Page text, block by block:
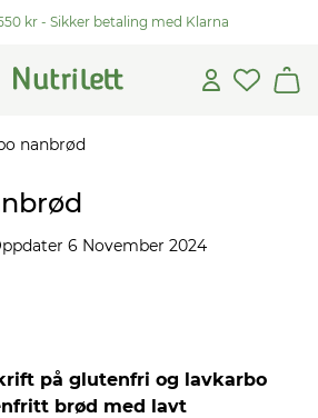
kr - Sikker betaling med Klarna
nanbrød
6 November 2024
på glutenfri og lavkarbo
brød med lavt